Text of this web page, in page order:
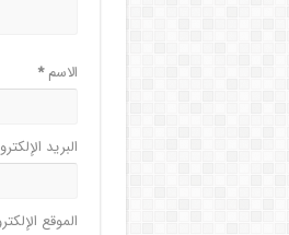
الاسم*
البريد
الموقع